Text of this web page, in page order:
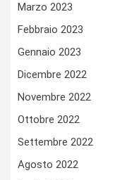
Marzo 2023
Febbraio 2023
Gennaio 2023
Dicembre 2022
Novembre 2022
Ottobre 2022
Settembre 2022
Agosto 2022